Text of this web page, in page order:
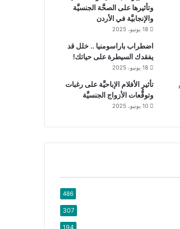
وتأثيرها على الصحَّة الجنسيَّة
والإنجابيَّة في الأردن
18 يونيو، 2025
اضطراب باراسومنيا .. خلل قد
يفقدك السيطرة على حياتك!
18 يونيو، 2025
تأثير الأفلام الإباحيَّة على رغبات
وتوقُّعات الأزواج الجنسيَّة
10 يونيو، 2025
486
307
194